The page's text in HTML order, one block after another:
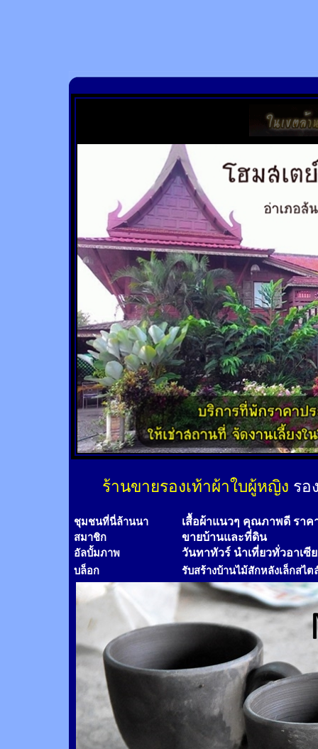
ร้านขายรองเท้าผ้าใบผู้หญิง รอ
ชุมชนที่นี่ล้านนา เสื้อผ้าแนวๆ คุณภาพดี ราค
สมาชิก ขายบ้านและที่ดิน
อัลบั้มภาพ วันทาทัวร์ นำเที่ยวทั่วอาเซี
บล็อก รับสร้างบ้านไม้สักหลังเล็กสไต